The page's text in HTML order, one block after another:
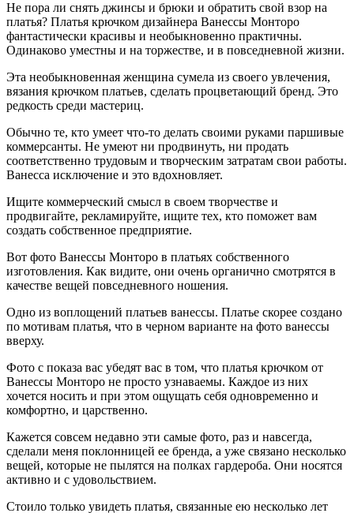
Не пора ли снять джинсы и брюки и обратить свой взор на
платья? Платья крючком дизайнера Ванессы Монторо
фантастически красивы и необыкновенно практичны.
Одинаково уместны и на торжестве, и в повседневной жизни.
Эта необыкновенная женщина сумела из своего увлечения,
вязания крючком платьев, сделать процветающий бренд. Это
редкость среди мастериц.
Обычно те, кто умеет что-то делать своими руками паршивые
коммерсанты. Не умеют ни продвинуть, ни продать
соответственно трудовым и творческим затратам свои работы.
Ванесса исключение и это вдохновляет.
Ищите коммерческий смысл в своем творчестве и
продвигайте, рекламируйте, ищите тех, кто поможет вам
создать собственное предприятие.
Вот фото Ванессы Монторо в платьях собственного
изготовления. Как видите, они очень органично смотрятся в
качестве вещей повседневного ношения.
Одно из воплощений платьев ванессы. Платье скорее создано
по мотивам платья, что в черном варианте на фото ванессы
вверху.
Фото с показа вас убедят вас в том, что платья крючком от
Ванессы Монторо не просто узнаваемы. Каждое из них
хочется носить и при этом ощущать себя одновременно и
комфортно, и царственно.
Кажется совсем недавно эти самые фото, раз и навсегда,
сделали меня поклонницей ее бренда, а уже связано несколько
вещей, которые не пылятся на полках гардероба. Они носятся
активно и с удовольствием.
Стоило только увидеть платья, связанные ею несколько лет